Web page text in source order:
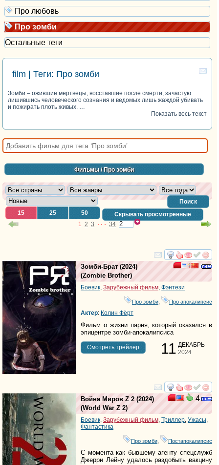
Про любовь
Про зомби
Остальные теги
film | Теги: Про зомби
Зомби – ожившие мертвецы, восставшие после смерти, зачастую
лишившись человеческого сознания и ведомых лишь жаждой убивать
и пожирать плоть живых. …
Показать весь текст
Фильмы/ Про зомби
Поиск
15
25 50
Скрывать просмотренные
1
2 3 · · · 34
смотреть
Зомби-Брат (2024)
(Zombie Brother)
Боевик Зарубежный фильм Фэнтези
Про зомби Про апокалипсис
Актер: Колин Фёрт
Фильм о жизни парня, который оказался в
эпицентре зомби-апокалипсиса
11 ДЕКАБРЬ
2024
Cмотреть трейлер
смотреть
4
Война Миров Z 2 (2024)
(World War Z 2)
Боевик Зарубежный фильм Триллер Ужасы
Фантастика
Про зомби Постапокалипсис
С момента как бывшему агенту спецслужб
Джерри Лейну удалось раздобыть вакцину